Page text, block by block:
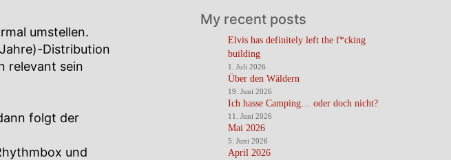
umstellen.
Distribution
relevant sein
folgt der
und
My recent posts
Elvis has definitely left the f*cking
building
1. Juli 2026
Über den Wäldern
19. Juni 2026
Ich hasse Camping… oder doch nicht?
11. Juni 2026
Mai 2026
5. Juni 2026
April 2026